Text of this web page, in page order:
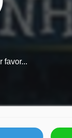
favor...